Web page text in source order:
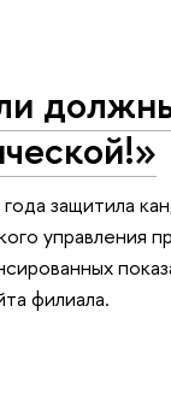
защитила
управления
филиала.